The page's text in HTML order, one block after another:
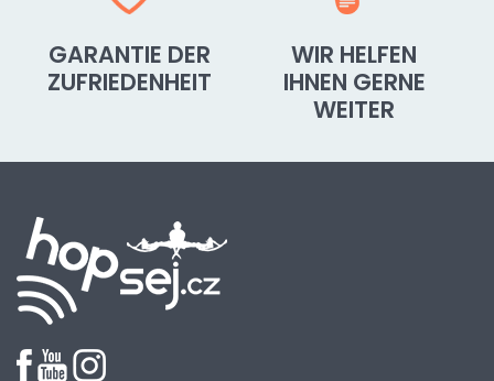
GARANTIE DER
ZUFRIEDENHEIT
WIR HELFEN
IHNEN GERNE
WEITER